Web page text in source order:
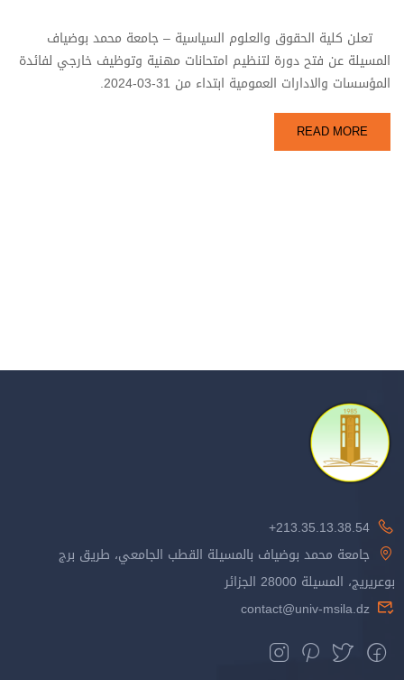
تعلن كلية الحقوق والعلوم السياسية – جامعة محمد بوضياف
المسيلة عن فتح دورة لتنظيم امتحانات مهنية وتوظيف خارجي لفائدة
المؤسسات والادارات العمومية ابتداء من 31-03-2024.
READ MORE
213.35.13.38.54+
جامعة محمد بوضياف بالمسيلة القطب الجامعي، طريق برج
بوعريريج، المسيلة 28000 الجزائر
contact@univ-msila.dz